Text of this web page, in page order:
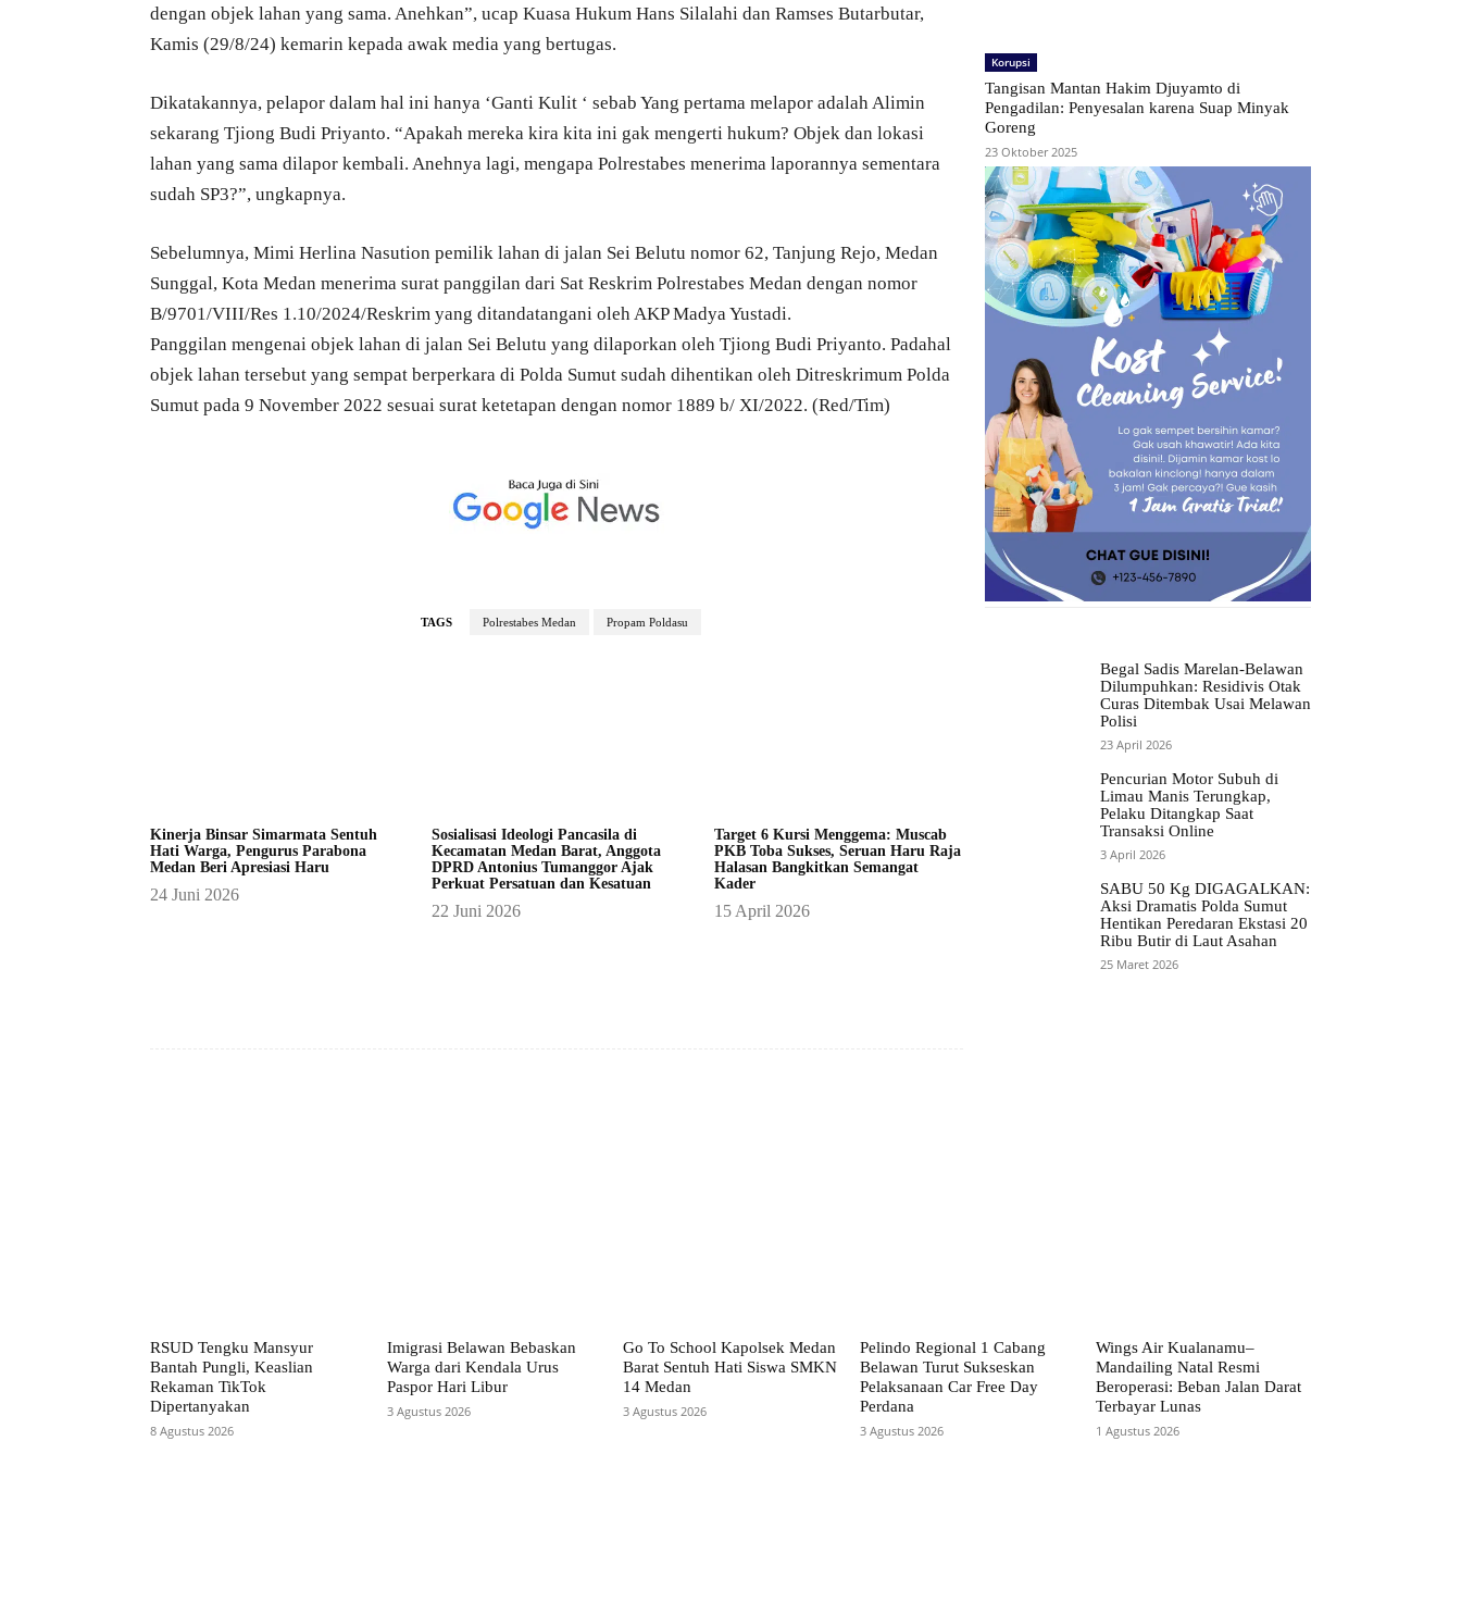
dengan objek lahan yang sama. Anehkan”, ucap Kuasa Hukum Hans Silalahi dan Ramses Butarbutar,
Kamis (29/8/24) kemarin kepada awak media yang bertugas.
Dikatakannya, pelapor dalam hal ini hanya ‘Ganti Kulit ‘ sebab Yang pertama melapor adalah Alimin
sekarang Tjiong Budi Priyanto. “Apakah mereka kira kita ini gak mengerti hukum? Objek dan lokasi
lahan yang sama dilapor kembali. Anehnya lagi, mengapa Polrestabes menerima laporannya sementara
sudah SP3?”, ungkapnya.
Sebelumnya, Mimi Herlina Nasution pemilik lahan di jalan Sei Belutu nomor 62, Tanjung Rejo, Medan
Sunggal, Kota Medan menerima surat panggilan dari Sat Reskrim Polrestabes Medan dengan nomor
B/9701/VIII/Res 1.10/2024/Reskrim yang ditandatangani oleh AKP Madya Yustadi.
Panggilan mengenai objek lahan di jalan Sei Belutu yang dilaporkan oleh Tjiong Budi Priyanto. Padahal
objek lahan tersebut yang sempat berperkara di Polda Sumut sudah dihentikan oleh Ditreskrimum Polda
Sumut pada 9 November 2022 sesuai surat ketetapan dengan nomor 1889 b/ XI/2022. (Red/Tim)
TAGS Polrestabes Medan Propam Poldasu
Kinerja Binsar Simarmata Sentuh
Hati Warga, Pengurus Parabona
Medan Beri Apresiasi Haru
24 Juni 2026
Sosialisasi Ideologi Pancasila di
Kecamatan Medan Barat, Anggota
DPRD Antonius Tumanggor Ajak
Perkuat Persatuan dan Kesatuan
22 Juni 2026
Target 6 Kursi Menggema: Muscab
PKB Toba Sukses, Seruan Haru Raja
Halasan Bangkitkan Semangat
Kader
15 April 2026
Korupsi
Tangisan Mantan Hakim Djuyamto di
Pengadilan: Penyesalan karena Suap Minyak
Goreng
23 Oktober 2025
Begal Sadis Marelan-Belawan
Dilumpuhkan: Residivis Otak
Curas Ditembak Usai Melawan
Polisi
23 April 2026
Pencurian Motor Subuh di
Limau Manis Terungkap,
Pelaku Ditangkap Saat
Transaksi Online
3 April 2026
SABU 50 Kg DIGAGALKAN:
Aksi Dramatis Polda Sumut
Hentikan Peredaran Ekstasi 20
Ribu Butir di Laut Asahan
25 Maret 2026
RSUD Tengku Mansyur
Bantah Pungli, Keaslian
Rekaman TikTok
Dipertanyakan
8 Agustus 2026
Imigrasi Belawan Bebaskan
Warga dari Kendala Urus
Paspor Hari Libur
3 Agustus 2026
Go To School Kapolsek Medan
Barat Sentuh Hati Siswa SMKN
14 Medan
3 Agustus 2026
Pelindo Regional 1 Cabang
Belawan Turut Sukseskan
Pelaksanaan Car Free Day
Perdana
3 Agustus 2026
Wings Air Kualanamu–
Mandailing Natal Resmi
Beroperasi: Beban Jalan Darat
Terbayar Lunas
1 Agustus 2026